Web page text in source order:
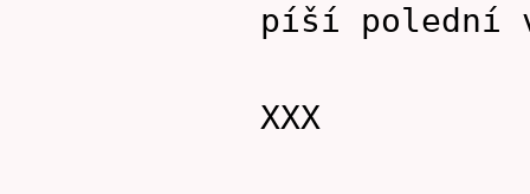
píší polední
XXX